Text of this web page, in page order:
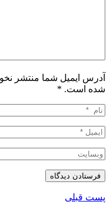
آدرس ایمیل شما منتشر
شده است. *
پست قبلی